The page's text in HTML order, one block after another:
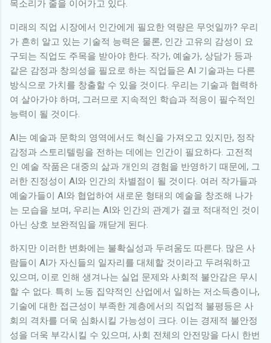
목소리가 줄을 이어가고 있다.
미래의 직업 시장에서 인간에게 필요한 역량은 무엇일까? 우리
가 흔히 알고 있는 기술적 능력은 물론, 인간 고유의 감성이 요
구되는 직업도 주목을 받아야 한다. 작가, 예술가, 상담가 등과
같은 감정과 창의성을 필요로 하는 직업들은 AI 기술과는 다른
방식으로 가치를 창출할 수 있을 것이다. 우리는 기술과 협력하
여 살아가야 하며, 그러므로 지속적인 학습과 적응이 필수적인
능력이 될 것이다.
AI는 예술과 문학의 영역에서도 혁신을 가져오고 있지만, 정작
감정과 스토리텔링을 전하는 데에는 인간이 필요하다. 고전적
인 예술 작품은 대중의 삶과 개인의 경험을 반영하기 때문에, 그
러한 진정성이 AI와 인간의 차별점이 될 것이다. 여러 작가들과
예술가들이 AI와 협업하여 새로운 형태의 예술을 창조해 나가
는 모습을 보며, 우리는 AI와 인간의 관계가 결코 적대적인 것이
아닌 상호 보완적임을 깨닫게 된다.
하지만 이러한 변화에는 불확실성과 두려움도 따른다. 많은 사
람들이 AI가 자신들의 일자리를 대체할 것이라고 두려워하고
있으며, 이로 인해 생겨나는 실업 문제와 사회적 불안감은 무시
할 수 없다. 특히 노동 집약적인 산업에서 일하는 저소득층이나,
기술에 대한 접근성이 부족한 계층에서의 직업적 불평등은 사
회의 격차를 더욱 심화시킬 가능성이 크다. 이는 경제적 불안정
성을 더욱 부각시킬 수 있으며, 사회 전체의 안전망을 다시 한번